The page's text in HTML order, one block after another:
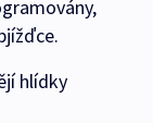
hlídky